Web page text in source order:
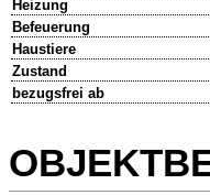
Heizung
Befeuerung
Haustiere
Zustand
bezugsfrei ab